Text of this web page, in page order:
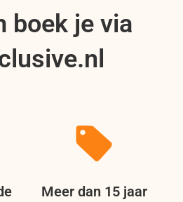
boek je via
Meer dan 15 jaar